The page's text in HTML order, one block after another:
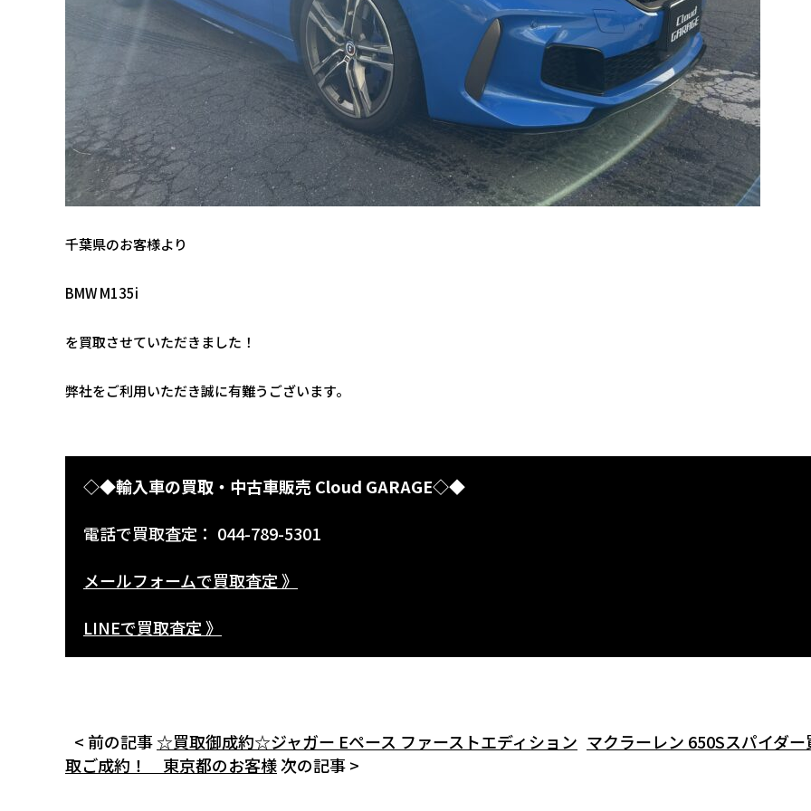
千葉県のお客様より
BMW M135i
を買取させていただきました！
弊社をご利用いただき誠に有難うございます。
◇◆輸入車の買取・中古車販売 Cloud GARAGE◇◆
電話で買取査定： 044-789-5301
メールフォームで買取査定 》
LINEで買取査定 》
< 前の記事☆買取御成約☆ジャガー Eペース ファーストエディション マクラーレン 650Sスパイダー
取ご成約！ 東京都のお客様次の記事 >